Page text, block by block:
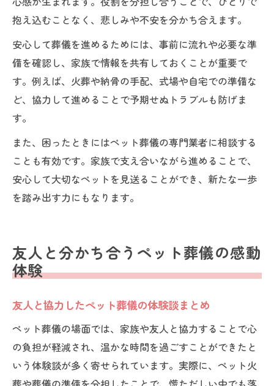
抱え込むことなく、悲しみや不安を分かち合えます。
安心して葬儀を進めるためには、事前に流れや必要な準
備を確認し、家族で情報を共有しておくことが重要で
す。例えば、火葬や納骨の手配、式場や自宅での準備な
ど、協力して進めることで予期せぬトラブルも防げま
す。
また、困ったときにはペット葬儀の専門業者に相談する
ことも有効です。家族で支え合いながら進めることで、
安心して大切なペットを見送ることができ、新たな一歩
を踏み出す力にもなります。
友人と分かち合うペット葬儀の感動
体験
友人と協力したペット葬儀の体験談まとめ
ペット葬儀の場面では、家族や友人と協力することで心
の負担が軽減され、温かな時間を過ごすことができたと
いう体験談が多く寄せられています。実際に、ペット火